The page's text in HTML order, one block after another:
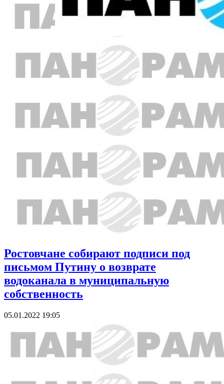
Ростовчане собирают подписи под
письмом Путину о возврате
водоканала в муниципальную
собственность
05.01.2022 19:05